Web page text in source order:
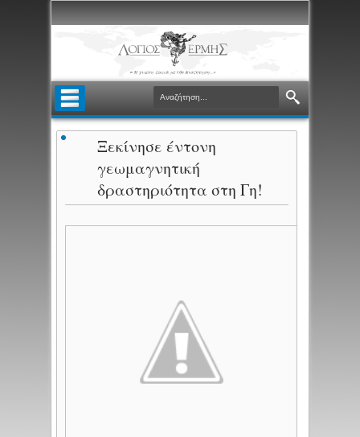
Ξεκίνησε έντονη
γεωμαγνητική
δραστηριότητα στη Γη!